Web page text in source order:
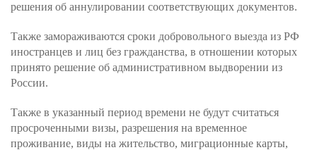
решения об аннулировании соответствующих документов.
Также замораживаются сроки добровольного выезда из РФ
иностранцев и лиц без гражданства, в отношении которых
принято решение об административном выдворении из
России.
Также в указанный период времени не будут считаться
просроченными визы, разрешения на временное
проживание, виды на жительство, миграционные карты,